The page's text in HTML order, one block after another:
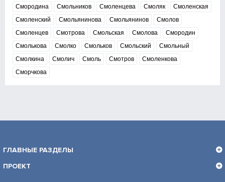
Смородина
Смольников Смоленцева Смоляк
Смоленская
Смоленский
Смольянинова Смольянинов
Смолов
Смоленцев
Смотрова Смольская Смолова
Смородин
Смолькова
Смолко Смольков Смольский
Смольный
Смолкина
Смолич Смоль Смотров
Смоленкова
Сморчкова
ГЛАВНЫЕ РАЗДЕЛЫ
ПРОЕКТ